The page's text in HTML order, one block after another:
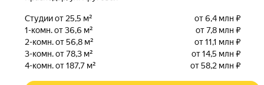
Студии от 25,5 м²
от 6,4 млн ₽
1-комн. от 36,6 м²
от 7,8 млн ₽
2-комн. от 56,8 м²
от 11,1 млн ₽
3-комн. от 78,3 м²
от 14,5 млн ₽
4-комн. от 187,7 м²
от 58,2 млн ₽